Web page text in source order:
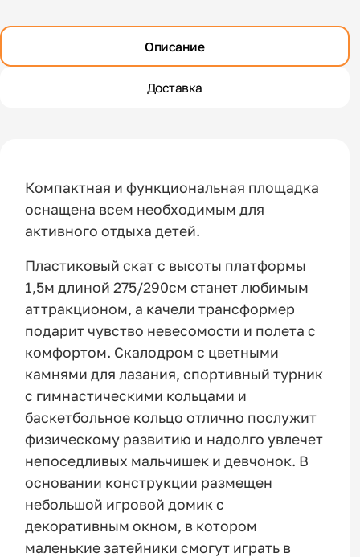
Описание
Доставка
Компактная и функциональная площадка
оснащена всем необходимым для
активного отдыха детей.
Пластиковый скат с высоты платформы
1,5м длиной 275/290см станет любимым
аттракционом, а качели трансформер
подарит чувство невесомости и полета с
комфортом. Скалодром с цветными
камнями для лазания, спортивный турник
с гимнастическими кольцами и
баскетбольное кольцо отлично послужит
физическому развитию и надолго увлечет
непоседливых мальчишек и девчонок. В
основании конструкции размещен
небольшой игровой домик с
декоративным окном, в котором
маленькие затейники смогут играть в